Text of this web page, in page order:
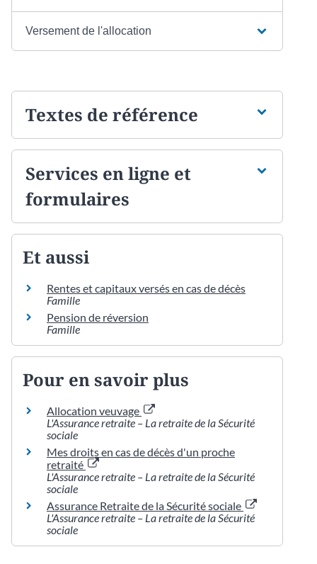
Versement de l'allocation
Textes de référence
Services en ligne et
formulaires
Et aussi
Rentes et capitaux versés en cas de décès
Famille
Pension de réversion
Famille
Pour en savoir plus
Allocation veuvage
L'Assurance retraite – La retraite de la Sécurité
sociale
Mes droits en cas de décès d'un proche
retraité
L'Assurance retraite – La retraite de la Sécurité
sociale
Assurance Retraite de la Sécurité sociale
L'Assurance retraite – La retraite de la Sécurité
sociale